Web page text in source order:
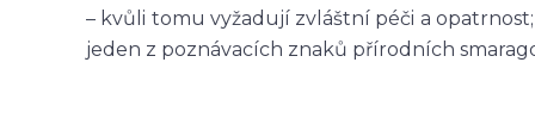
– kvůli tomu vyžadují zvláštní péči a
jeden z poznávacích znaků přírodních